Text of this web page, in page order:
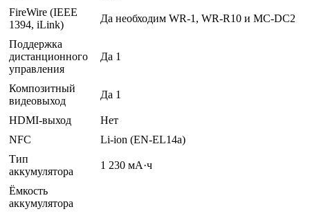
FireWire (IEEE
1394, iLink)
Да необходим WR-1, WR-R10 и MC-DC2
Поддержка
дистанционного
управления
Да 1
Композитный
видеовыход
Да 1
HDMI-выход
Нет
NFC
Li-ion (EN-EL14a)
Тип
аккумулятора
1 230 мА·ч
Ёмкость
аккумулятора